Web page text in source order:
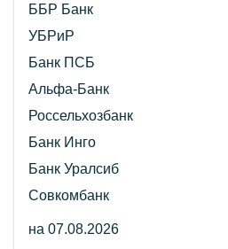
ББР Банк
УБРиР
Банк ПСБ
Альфа-Банк
Россельхозбанк
Банк Инго
Банк Уралсиб
Совкомбанк
на 07.08.2026